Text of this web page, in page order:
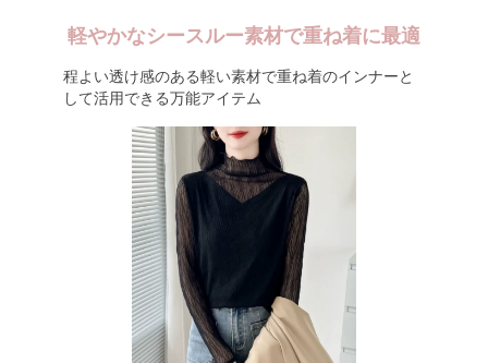
軽やかなシースルー素材で重ね着に最適
程よい透け感のある軽い素材で重ね着のインナーと
して活用できる万能アイテム